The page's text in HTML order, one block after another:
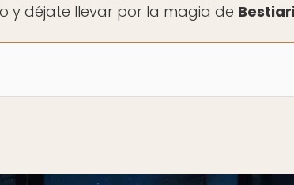
y déjate llevar por la magia de